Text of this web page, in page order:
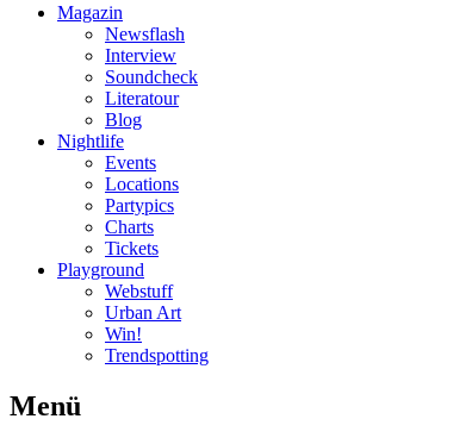
Magazin
Newsflash
Interview
Soundcheck
Literatour
Blog
Nightlife
Events
Locations
Partypics
Charts
Tickets
Playground
Webstuff
Urban Art
Win!
Trendspotting
Menü